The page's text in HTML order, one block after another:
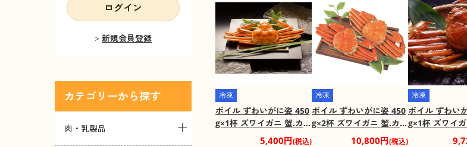
冷凍
ボイル ずわいがに姿 450
g×1杯 ズワイガニ 蟹.カニ
かに【送料込み】
5,400円(税込)
冷凍
ボイル ずわいがに姿 450
g×2杯 ズワイガニ 蟹.カニ
かに【送料込み】
10,800円(税込)
冷凍
ボイル ずわい
g×1杯 ズワイ
かに【送料込
ログイン
新規会員登録
カテゴリー
肉・乳製品